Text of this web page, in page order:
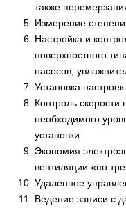
Датчики
Канальные и
Belimo 22DT
Канальные и
Канальные
Кабельные
Кабельные
также
Измерение
Настройка и
поверхностного
насосов,
Установка
Контроль скорости
необходимого
установки.
Экономия
вентиляции «по
Удаленное
Ведение записи с